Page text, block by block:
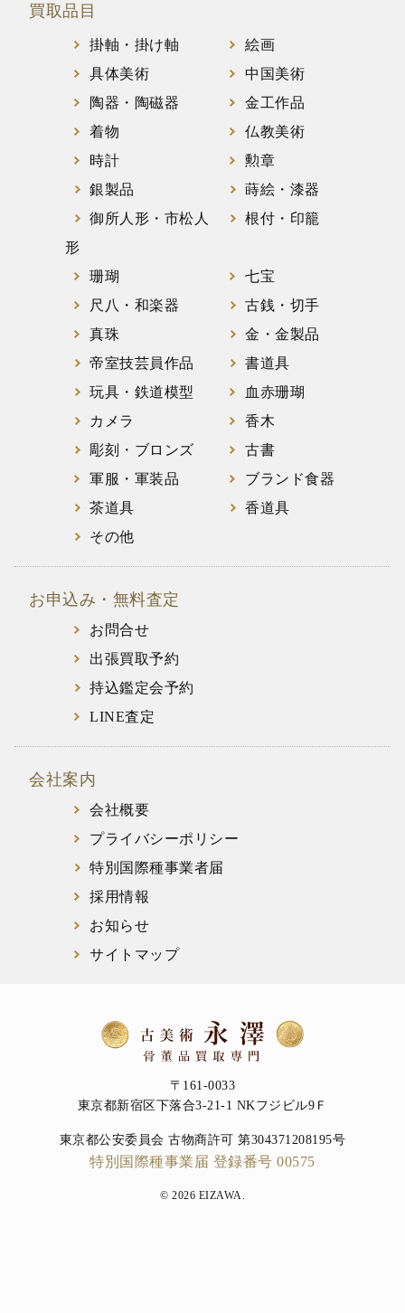
買取品目
掛軸・掛け軸
絵画
具体美術
中国美術
陶器・陶磁器
金工作品
着物
仏教美術
時計
勲章
銀製品
蒔絵・漆器
御所人形・市松人
形
根付・印籠
珊瑚
七宝
尺八・和楽器
古銭・切手
真珠
金・金製品
帝室技芸員作品
書道具
玩具・鉄道模型
血赤珊瑚
カメラ
香木
彫刻・ブロンズ
古書
軍服・軍装品
ブランド食器
茶道具
香道具
その他
お申込み・無料査定
お問合せ
出張買取予約
持込鑑定会予約
LINE査定
会社案内
会社概要
プライバシーポリシー
特別国際種事業者届
採用情報
お知らせ
サイトマップ
〒161-0033
東京都新宿区下落合3-21-1 NKフジビル9Ｆ
東京都公安委員会 古物商許可 第304371208195号
特別国際種事業届 登録番号 00575
© 2026 EIZAWA.